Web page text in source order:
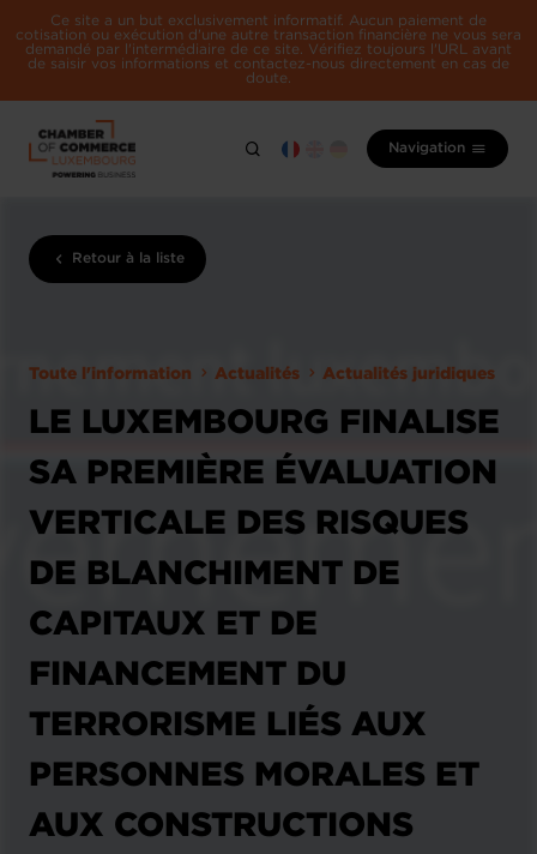
Ce site a un but exclusivement informatif. Aucun paiement de
cotisation ou exécution d'une autre transaction financière ne vous sera
demandé par l'intermédiaire de ce site. Vérifiez toujours l'URL avant
de saisir vos informations et contactez-nous directement en cas de
doute.
Navigation
Retour à la liste
Toute l'information Actualités Actualités juridiques
LE LUXEMBOURG FINALISE
SA PREMIÈRE ÉVALUATION
VERTICALE DES RISQUES
DE BLANCHIMENT DE
CAPITAUX ET DE
FINANCEMENT DU
TERRORISME LIÉS AUX
PERSONNES MORALES ET
AUX CONSTRUCTIONS